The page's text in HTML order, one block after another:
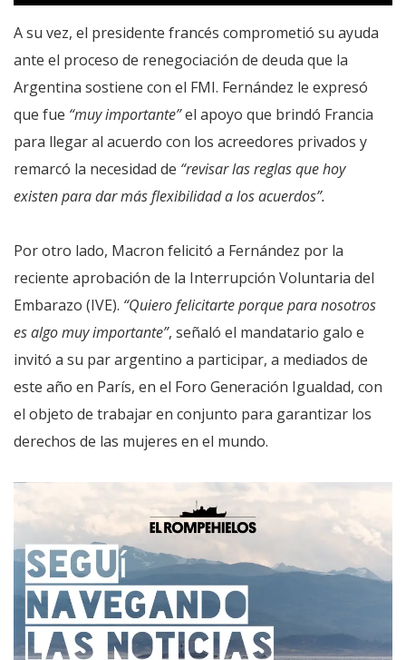
A su vez, el presidente francés comprometió su ayuda
ante el proceso de renegociación de deuda que la
Argentina sostiene con el FMI. Fernández le expresó
que fue “muy importante”el apoyo que brindó Francia
para llegar al acuerdo con los acreedores privados y
remarcó la necesidad de “revisar las reglas que hoy
existen para dar más flexibilidad a los acuerdos”.
Por otro lado, Macron felicitó a Fernández por la
reciente aprobación de la Interrupción Voluntaria del
Embarazo (IVE). “Quiero felicitarte porque para nosotros
es algo muy importante”, señaló el mandatario galo e
invitó a su par argentino a participar, a mediados de
este año en París, en el Foro Generación Igualdad, con
el objeto de trabajar en conjunto para garantizar los
derechos de las mujeres en el mundo.